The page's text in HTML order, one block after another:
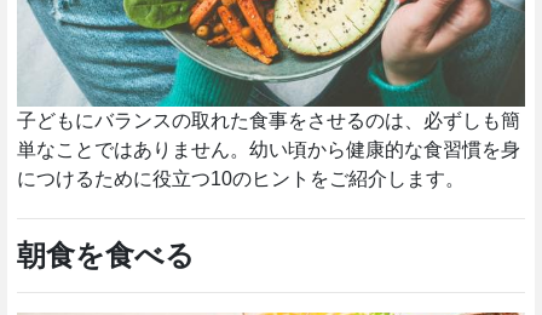
子どもにバランスの取れた食事をさせるのは、必ずしも簡
単なことではありません。幼い頃から健康的な食習慣を身
につけるために役立つ10のヒントをご紹介します。
朝食を食べる